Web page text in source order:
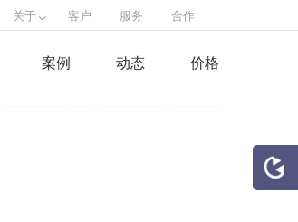
关于 客户 服务 合作
案例 动态 价格